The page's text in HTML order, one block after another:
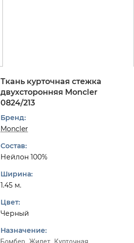
Ткань курточная стежка
двухсторонняя Moncler
0824/213
Бренд:
Moncler
Состав:
Нейлон 100%
Ширина:
1.45 м.
Цвет:
Черный
Назначение: